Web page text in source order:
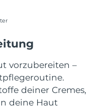
vorzubereiten –
deiner Cremes,
deine Haut